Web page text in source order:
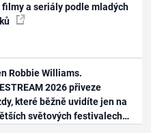
filmy a seriály podle mladých
Robbie Williams.
2026 přiveze
které běžně uvidíte jen na
světových festivalech